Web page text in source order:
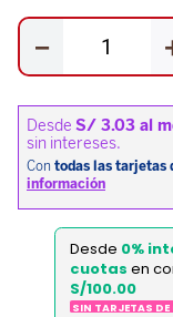
－
Desde 0%
cuotas en
S/100.00
SIN TARJETAS